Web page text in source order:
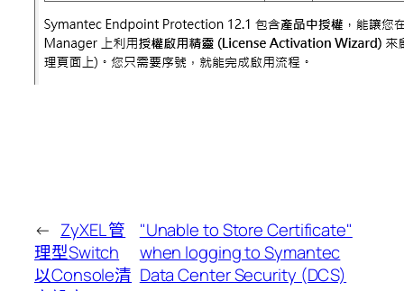
← ZyXEL 管
理型Switch
以Console清
"Unable to Store Certificate"
when logging to Symantec
Data Center Security (DCS)